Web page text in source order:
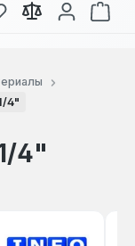
У вас есть товары
В
4"
4"